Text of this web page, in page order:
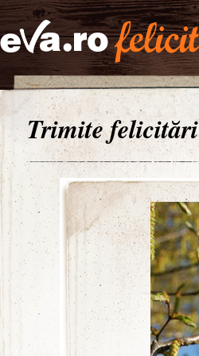
Trimite felicitări